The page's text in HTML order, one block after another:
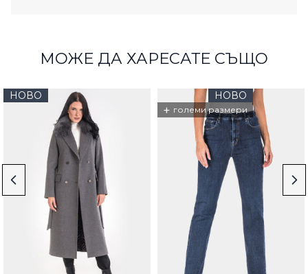
МОЖЕ ДА ХАРЕСАТЕ СЪЩО
НОВО НОВО
+ големи размери